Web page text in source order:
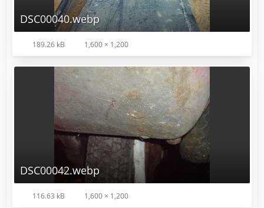
DSC00040.webp
189.26 kB 1,600 × 1,200
DSC00042.webp
116.63 kB 1,600 × 1,200